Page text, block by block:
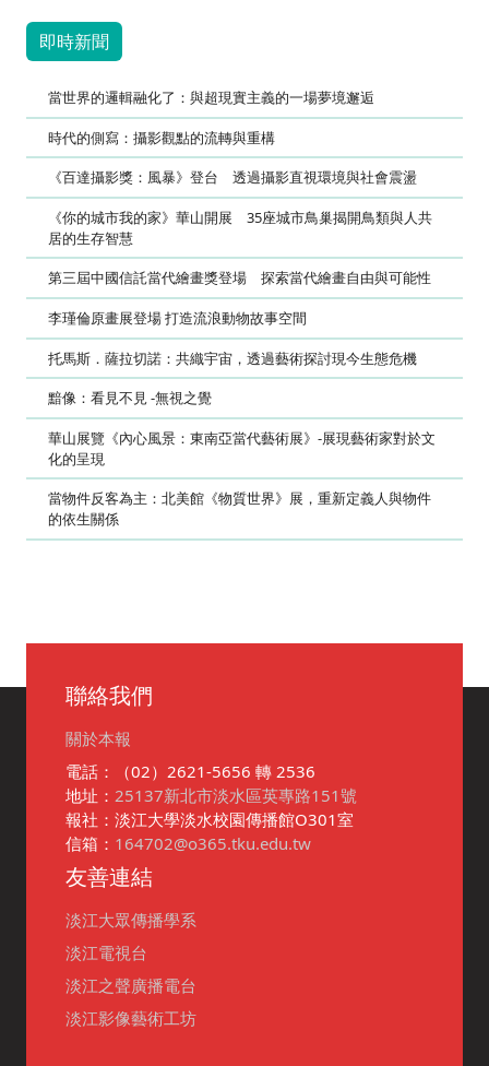
即時新聞
當世界的邏輯融化了：與超現實主義的一場夢境邂逅
時代的側寫：攝影觀點的流轉與重構
《百達攝影獎：風暴》登台 透過攝影直視環境與社會震盪
《你的城市我的家》華山開展 35座城市鳥巢揭開鳥類與人共
居的生存智慧
第三屆中國信託當代繪畫獎登場 探索當代繪畫自由與可能性
李瑾倫原畫展登場 打造流浪動物故事空間
托馬斯．薩拉切諾：共織宇宙，透過藝術探討現今生態危機
黯像：看見不見 -無視之覺
華山展覽《內心風景：東南亞當代藝術展》-展現藝術家對於文
化的呈現
當物件反客為主：北美館《物質世界》展，重新定義人與物件
的依生關係
聯絡我們
關於本報
電話：（02）2621-5656 轉 2536
地址： 25137新北市淡水區英專路151號
報社：淡江大學淡水校園傳播館O301室
信箱： 164702@o365.tku.edu.tw
友善連結
淡江大眾傳播學系
淡江電視台
淡江之聲廣播電台
淡江影像藝術工坊